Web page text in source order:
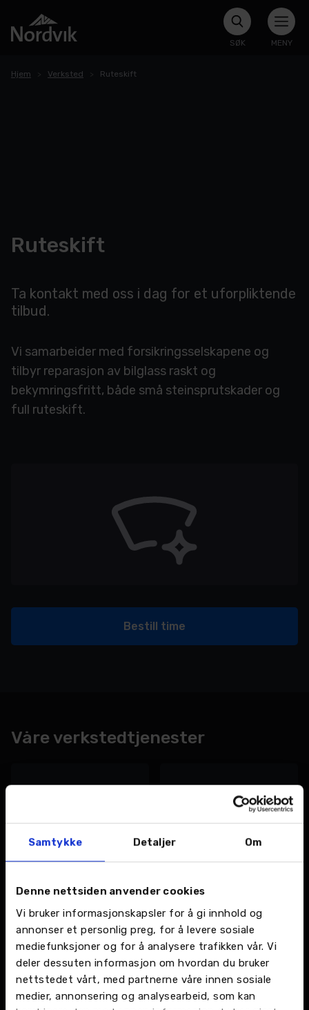
Samtykke Detaljer Om
Denne nettsiden anvender cookies
Vi bruker informasjonskapsler for å gi innhold og
annonser et personlig preg, for å levere sosiale
mediefunksjoner og for å analysere trafikken vår. Vi
deler dessuten informasjon om hvordan du bruker
nettstedet vårt, med partnerne våre innen sosiale
medier, annonsering og analysearbeid, som kan
SØK MENY
Hjem Verksted Ruteskift
Ruteskift
Ta kontakt med oss i dag for et uforpliktende
tilbud.
Vi samarbeider med forsikringsselskapene og
tilbyr reparasjon av bilglass raskt og
bekymringsfritt, både små steinsprutskader og
full ruteskift.
Bestill time
Våre verkstedtjenester
Bilskade og lakk
Vi har bilskade- og
seg av hele jobben med
Bilpleie
Vi hjelper deg med